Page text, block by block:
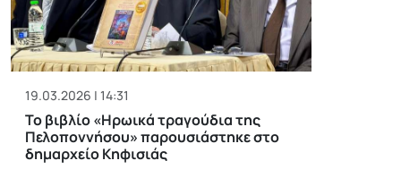
19.03.2026 | 14:31
Το βιβλίο «Ηρωικά τραγούδια της
Πελοποννήσου» παρουσιάστηκε στο
δημαρχείο Κηφισιάς